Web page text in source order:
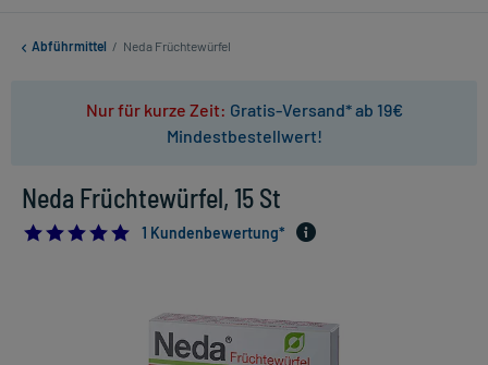
Abführmittel / Neda Früchtewürfel
Nur für kurze Zeit: Gratis-Versand* ab 19€
Mindestbestellwert!
Neda Früchtewürfel, 15 St
5.01 Kundenbewertung*